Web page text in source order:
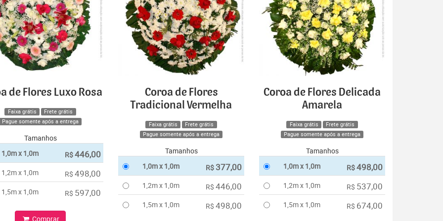
de Flores Luxo Rosa
Faixa grátis
Frete grátis
Pague somente após a entrega
Tamanhos
1,0m x 1,0m
R$446,00
1,2m x 1,0m R$ 498,00
1,5m x 1,0m R$ 597,00
Comprar
Coroa de Flores
Tradicional Vermelha
Faixa grátis
Frete grátis
Pague somente após a entrega
Tamanhos
1,0m x 1,0m
R$ 377,00
1,2m x 1,0m R$ 446,00
1,5m x 1,0m R$ 498,00
Coroa de Flores Delicada
Amarela
Faixa grátis
Frete grátis
Pague somente após a entrega
Tamanhos
1,0m x 1,0m
R$498,00
1,2m x 1,0m R$ 537,00
1,5m x 1,0m R$ 674,00